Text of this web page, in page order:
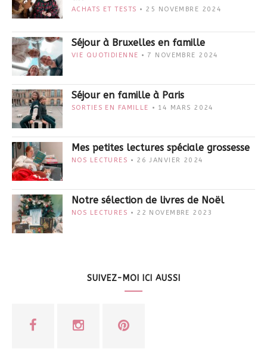
ACHATS ET TESTS 25 NOVEMBRE 2024
Séjour à Bruxelles en famille
VIE QUOTIDIENNE 7 NOVEMBRE 2024
Séjour en famille à Paris
SORTIES EN FAMILLE 14 MARS 2024
Mes petites lectures spéciale grossesse
NOS LECTURES 26 JANVIER 2024
Notre sélection de livres de Noël
NOS LECTURES 22 NOVEMBRE 2023
SUIVEZ-MOI ICI AUSSI